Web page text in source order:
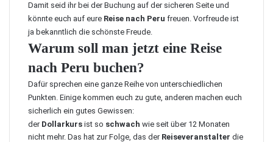
Damit seid ihr bei der Buchung auf der sicheren Seite und
könnte euch auf eure Reise nach Peru freuen. Vorfreude ist
ja bekanntlich die schönste Freude.
Warum soll man jetzt eine Reise
nach Peru buchen?
Dafür sprechen eine ganze Reihe von unterschiedlichen
Punkten. Einige kommen euch zu gute, anderen machen euch
sicherlich ein gutes Gewissen:
der Dollarkurs ist so schwach wie seit über 12 Monaten
nicht mehr. Das hat zur Folge, das der Reiseveranstalter die